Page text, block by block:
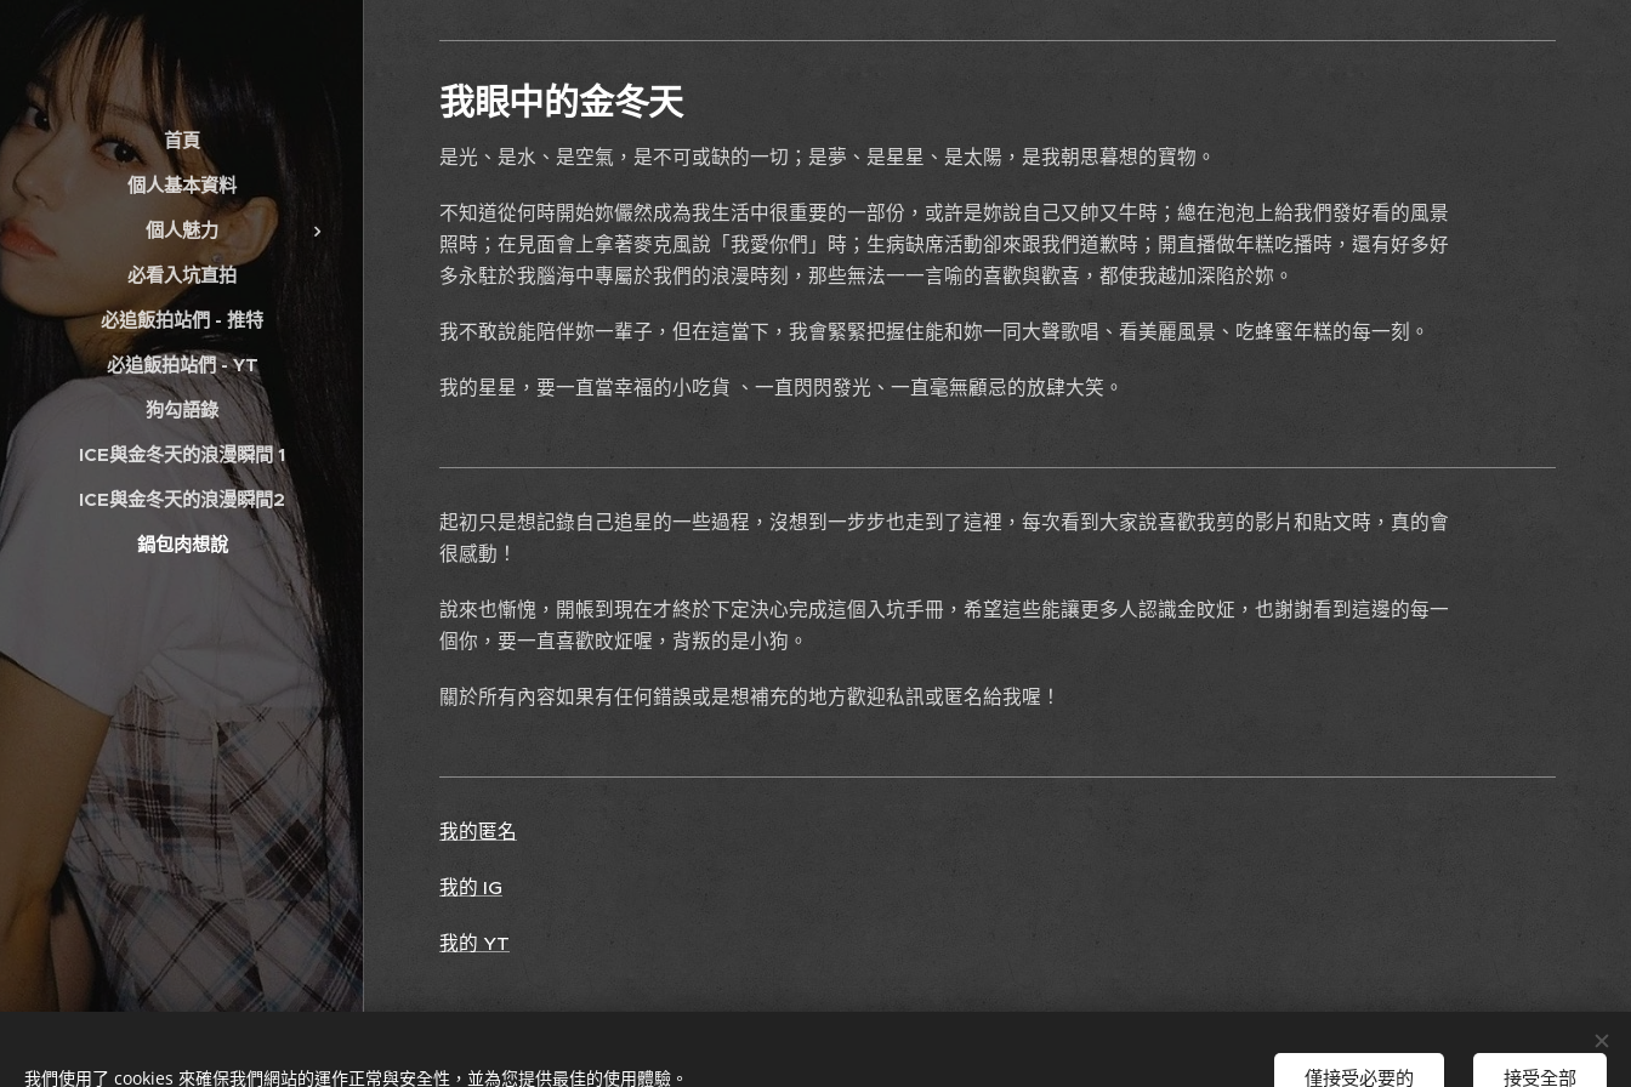
首頁
個人基本資料
個人魅力
必看入坑直拍
必追飯拍站們 - 推特
必追飯拍站們 - YT
狗勾語錄
ICE與金冬天的浪漫瞬間 1
ICE與金冬天的浪漫瞬間2
鍋包肉想說
我眼中的金冬天
是光、是水、是空氣，是不可或缺的一切；是夢、是星星、是太陽，是我朝思暮想的寶物。
不知道從何時開始妳儼然成為我生活中很重要的一部份，或許是妳說自己又帥又牛時；總在泡泡上給我們發好看的風景
照時；在見面會上拿著麥克風說「我愛你們」時；生病缺席活動卻來跟我們道歉時；開直播做年糕吃播時，還有好多好
多永駐於我腦海中專屬於我們的浪漫時刻，那些無法一一言喻的喜歡與歡喜，都使我越加深陷於妳。
我不敢說能陪伴妳一輩子，但在這當下，我會緊緊把握住能和妳一同大聲歌唱、看美麗風景、吃蜂蜜年糕的每一刻。
我的星星，要一直當幸福的小吃貨 、一直閃閃發光、一直毫無顧忌的放肆大笑。
起初只是想記錄自己追星的一些過程，沒想到一步步也走到了這裡，每次看到大家說喜歡我剪的影片和貼文時，真的會
很感動！
說來也慚愧，開帳到現在才終於下定決心完成這個入坑手冊，希望這些能讓更多人認識金旼炡，也謝謝看到這邊的每一
個你，要一直喜歡旼炡喔，背叛的是小狗。
關於所有內容如果有任何錯誤或是想補充的地方歡迎私訊或匿名給我喔！
我的匿名
我的 IG
我的 YT
由Webnode提供技術支援
我們使用了 cookies 來確保我們網站的運作正常與安全性，並為您提供最佳的使用體驗。 僅接受必要的 接受全部